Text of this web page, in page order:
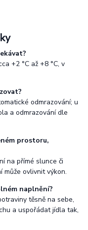
+2 °C až +8 °C, v
odmrazování; u
a odmrazování dle
prostoru,
na přímé slunce či
může ovlivnit výkon.
naplnění?
těsně na sebe,
a uspořádat jídla tak,